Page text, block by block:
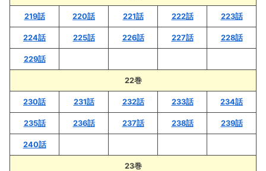
219話 220話 221話 222話 223話
224話 225話 226話 227話 228話
229話
22巻
230話 231話 232話 233話 234話
235話 236話 237話 238話 239話
240話
23巻